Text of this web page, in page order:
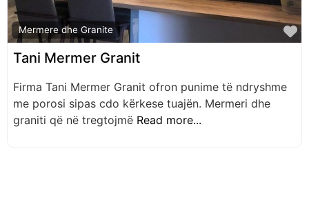
Mermere dhe Granite
Tani Mermer Granit
Firma Tani Mermer Granit ofron punime të ndryshme
me porosi sipas cdo kërkese tuajën. Mermeri dhe